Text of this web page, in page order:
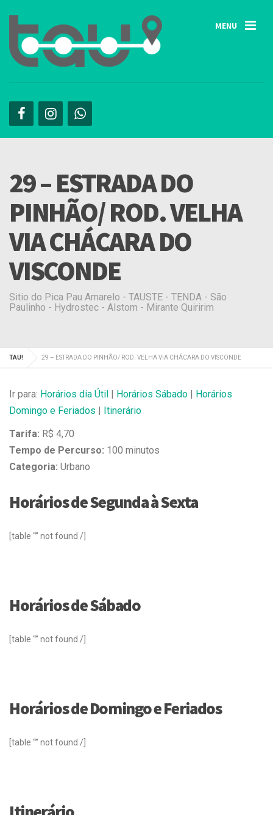
MENU
29 – ESTRADA DO
PINHÃO/ ROD. VELHA
VIA CHÁCARA DO
VISCONDE
Sitio do Pica Pau Amarelo - TAUSTE - TENDA - São
Paulinho - Hydrostec - Alstom - Mirante Quiririm
TAU! 29 – ESTRADA DO PINHÃO/ ROD. VELHA VIA CHÁCARA DO VISCONDE
Ir para: Horários dia Útil | Horários Sábado | Horários
Domingo e Feriados | Itinerário
Tarifa: R$ 4,70
Tempo de Percurso: 100 minutos
Categoria: Urbano
Horários de Segunda à Sexta
[table “” not found /]
Horários de Sábado
[table “” not found /]
Horários de Domingo e Feriados
[table “” not found /]